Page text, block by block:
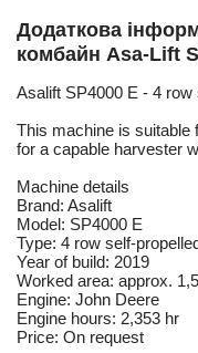
Додаткова
комбайн Asa-Lift
Asalift SP4000 E - 4
This machine is suitable
for a capable harvester
Machine details
Brand: Asalift
Model: SP4000 E
Type: 4 row self-
Year of build: 2019
Worked area: approx.
Engine: John Deere
Engine hours: 2,353 hr
Price: On request